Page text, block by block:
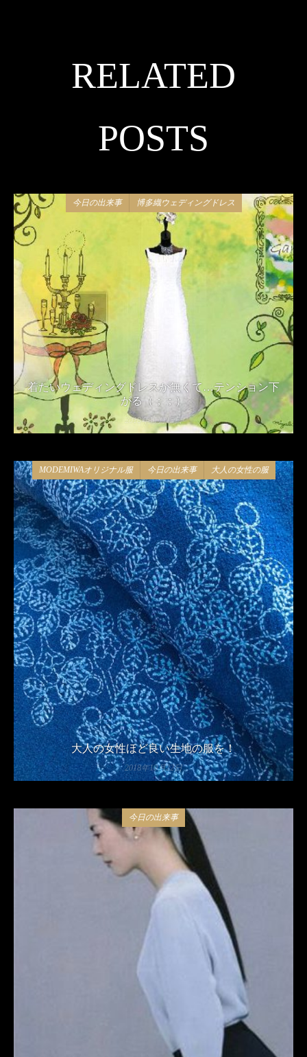
RELATED
POSTS
今日の出来事 博多織ウェディングドレス
着たいウェディングドレスが無くて…テンション下
がる（；；）
2018年11月15日
MODEMIWAオリジナル服 今日の出来事 大人の女性の服
大人の女性ほど良い生地の服を！
2018年10月22日
今日の出来事